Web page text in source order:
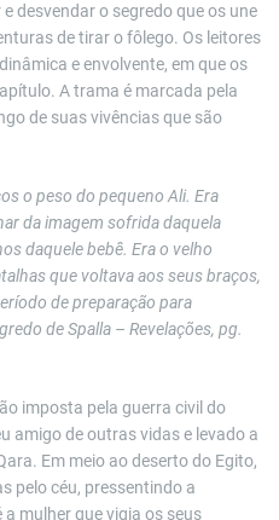
desvendar o segredo que os une
de tirar o fôlego. Os leitores
e envolvente, em que os
A trama é marcada pela
de suas vivências que são
o peso do pequeno Ali. Era
da imagem sofrida daquela
daquele bebê. Era o velho
que voltava aos seus braços,
de preparação para
de Spalla – Revelações, pg.
imposta pela guerra civil do
amigo de outras vidas e levado a
Em meio ao deserto do Egito,
pelo céu, pressentindo a
mulher que vigia os seus